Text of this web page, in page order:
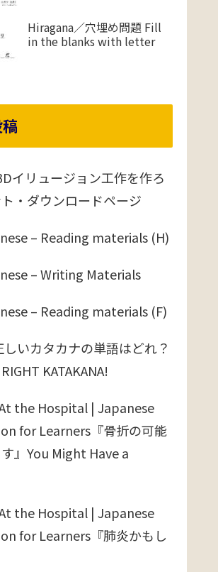
Hiragana／穴埋め問題 Fill
in the blanks with letter
イリュージョン工作を作ろ
・ダウンロードページ
– Reading materials (H)
– Writing Materials
– Reading materials (F)
しいカタカナの単語はどれ？
KATAKANA!
At the Hospital | Japanese
for Learners『骨折の可能
』You Might Have a
At the Hospital | Japanese
for Learners『肺炎かもし